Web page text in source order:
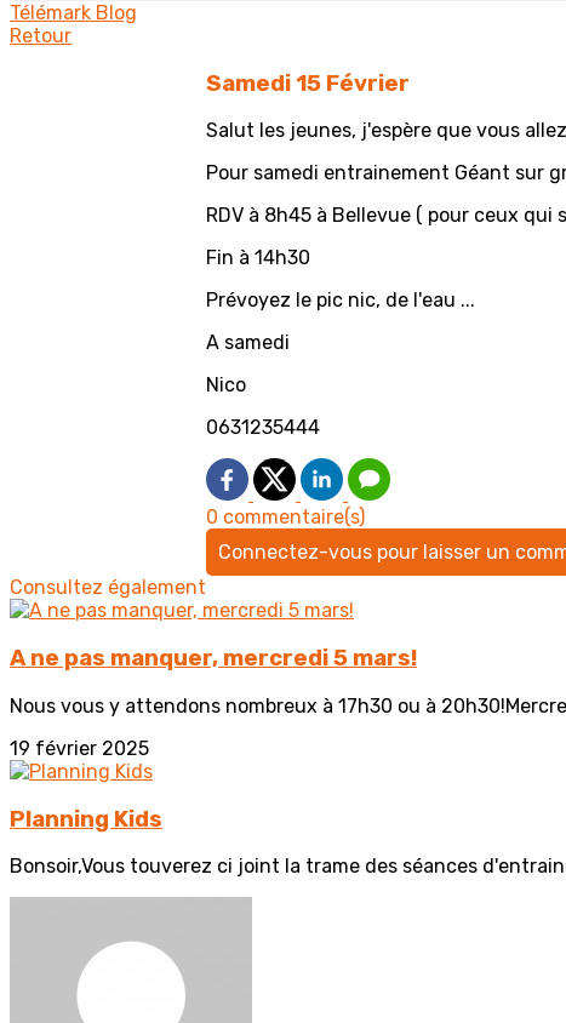
Télémark Blog
Retour
Samedi 15 Février
Salut les jeunes, j'espère que vous
Pour samedi entrainement Géant sur
RDV à 8h45 à Bellevue ( pour ceux
Fin à 14h30
Prévoyez le pic nic, de l'eau ...
A samedi
Nico
0631235444
0 commentaire(s)
Connectez-vous pour laisser un
Consultez également
A ne pas manquer, mercredi 5 mars!
Nous vous y attendons nombreux à 17h30 ou à
19 février 2025
Planning Kids
Bonsoir,Vous touverez ci joint la trame des séances